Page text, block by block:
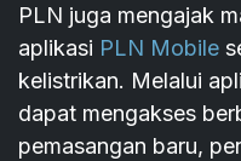
PLN juga mengajak
aplikasi PLN Mobile
kelistrikan. Melalui
dapat mengakses
pemasangan baru,